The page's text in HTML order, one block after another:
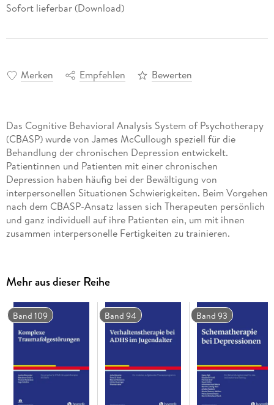
Sofort lieferbar (Download)
Merken Empfehlen Bewerten
Das Cognitive Behavioral Analysis System of Psychotherapy
(CBASP) wurde von James McCullough speziell für die
Behandlung der chronischen Depression entwickelt.
Patientinnen und Patienten mit einer chronischen
Depression haben häufig bei der Bewältigung von
interpersonellen Situationen Schwierigkeiten. Beim Vorgehen
nach dem CBASP-Ansatz lassen sich Therapeuten persönlich
und ganz individuell auf ihre Patienten ein, um mit ihnen
zusammen interpersonelle Fertigkeiten zu trainieren.
eine Beschreibung des Störungsbildes und fasst den
aktuellen Forschungsstand zum CBASP zusammen.
Anschließend vermittelt das Buch Schritt für Schritt alle
Techniken des CBASP und die therapeutische Haltung im
Umgang mit chronisch depressiven Patientinnen und
Vermittlung des Krankheitsmodells, der
Fallkonzeptualisierung und dem Training interpersoneller
Fertigkeiten bis hin zur Rückfallprohylaxe, wird
Mehr aus dieser Reihe
Band 109 Band 94 Band 93